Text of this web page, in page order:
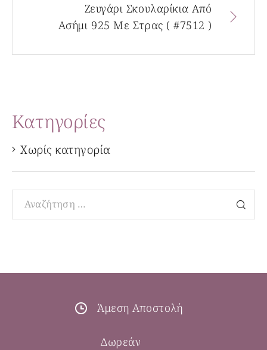
Ζευγάρι Σκουλαρίκια Από
Ασήμι 925 Με Στρας ( #7512 )
Kατηγορίες
Χωρίς κατηγορία
Άμεση Αποστολή
Δωρεάν